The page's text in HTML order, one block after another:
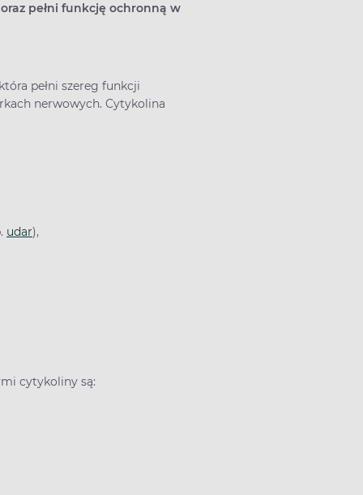
pełni funkcję ochronną w
pełni szereg funkcji
nerwowych. Cytykolina
udar),
cytykoliny są: